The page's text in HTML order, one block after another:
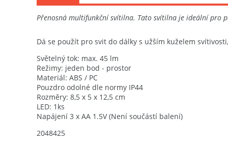
Přenosná multifunkční svítilna. Tato svítilna je ideální pro
Dá se použít pro svit do dálky s užším kuželem
Světelný tok: max. 45 lm
Režimy: jeden bod - prostor
Materiál: ABS / PC
Pouzdro odolné dle normy IP44
Rozměry: 8,5 x 5 x 12,5 cm
LED: 1ks
Napájení 3 x AA 1.5V (Není součástí balení)
2048425